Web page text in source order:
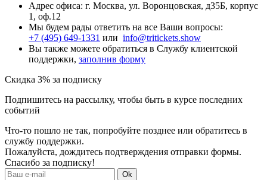
Адрес офиса: г. Москва, ул. Воронцовская, д35Б, корпус
1, оф.12
Мы будем рады ответить на все Ваши вопросы:
+7 (495) 649-1331 или info@tritickets.show
Вы также можете обратиться в Службу клиентской
поддержки, заполнив форму
Скидка 3% за подписку
Подпишитесь на рассылку, чтобы быть в курсе последних
событий
Что-то пошло не так, попробуйте позднее или обратитесь в
службу поддержки.
Пожалуйста, дождитесь подтверждения отправки формы.
Спасибо за подписку!
Ok